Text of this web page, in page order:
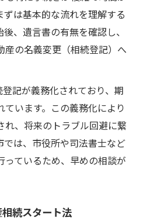
つ無料相談窓口の探し方
用できる相続無料相談
と相続手続きの流れ
書と不動産相続の進め方
に進める遺言書作成術
続の手続きポイント
言書と不動産相続
と不動産相続の連携
する相談窓口とは
不動産相続のポイント
は基本的な流れを理解する
、遺言書の有無を確認し、
の名義変更（相続登記）へ
記が義務化されており、期
います。この義務化により
、将来のトラブル回避に繋
は、市役所や司法書士など
ているため、早めの相談が
続スタート法